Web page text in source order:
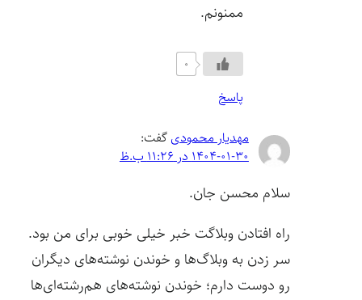
ممنونم.
0
پاسخ
مهدیار محمودی گفت:
1404-01-30 در 11:26 ب.ظ
سلام محسن جان.
راه افتادن وبلاگت خبر خیلی خوبی برای من بود.
سر زدن به وبلاگ‌ها و خوندن نوشته‌های دیگران
رو دوست دارم؛ خوندن نوشته‌های هم‌رشته‌ای‌ها